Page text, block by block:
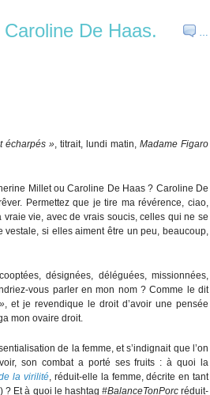
…
De Haas.
écharpés », titrait, lundi matin, Madame Figaro
Millet ou Caroline De Haas ? Caroline De
Permettez que je tire ma révérence, ciao,
vie, avec de vrais soucis, celles qui ne se
si elles aiment être un peu, beaucoup,
désignées, déléguées, missionnées,
vous parler en mon nom ? Comme le dit
, et je revendique le droit d’avoir une pensée
mon ovaire droit.
de la femme, et s’indignait que l’on
son combat a porté ses fruits : à quoi la
la virilité, réduit-elle la femme, décrite en tant
? Et à quoi le hashtag #BalanceTonPorcréduit-